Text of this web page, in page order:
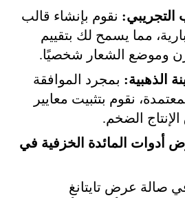
نقوم بإنشاء قالب
مما يسمح لك بتقييم
وموضع الشعار شخصيًا.
بمجرد الموافقة
نقوم بتثبيت معايير
الضخم.
أدوات المائدة الخزفية في
صالة عرض تايتانغ